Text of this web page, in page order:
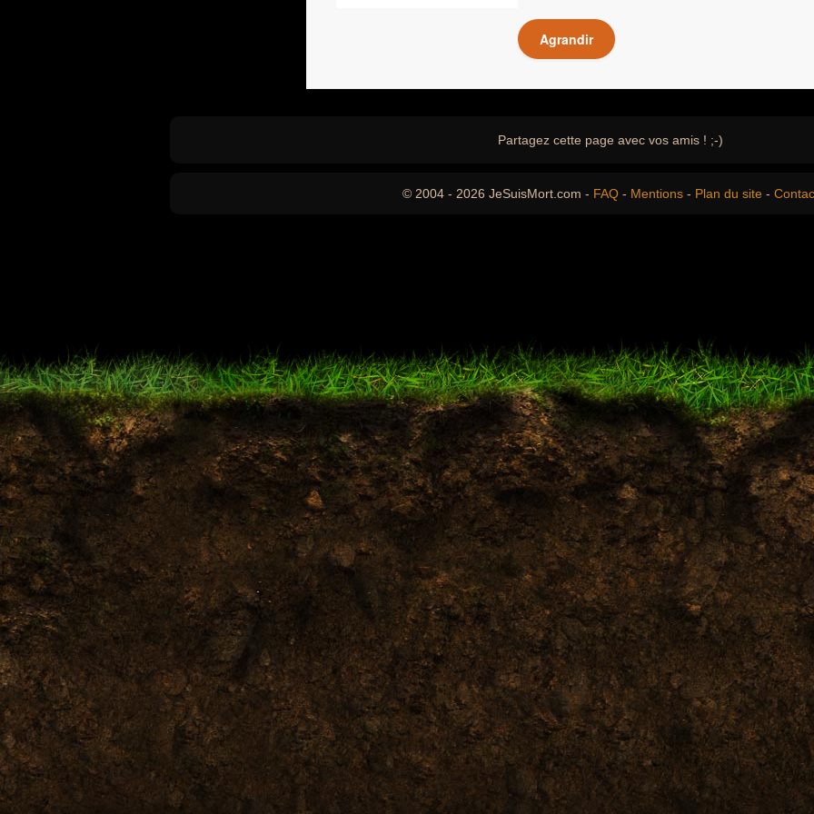
Agrandir
Partagez cette page avec vos amis ! ;-)
© 2004 - 2026 JeSuisMort.com - FAQ - Mentions - Plan du site -